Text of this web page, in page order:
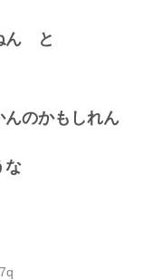
ん と
んのかもしれん
な